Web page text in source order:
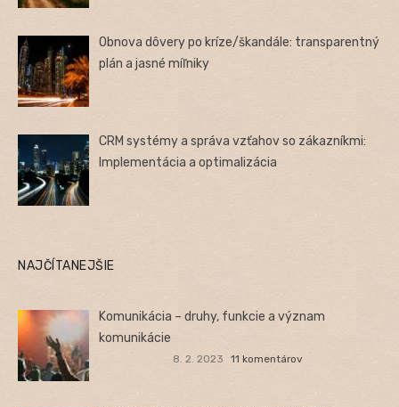
Obnova dôvery po kríze/škandále: transparentný
plán a jasné míľniky
CRM systémy a správa vzťahov so zákazníkmi:
Implementácia a optimalizácia
NAJČÍTANEJŠIE
Komunikácia – druhy, funkcie a význam
komunikácie
8. 2. 2023 11 komentárov